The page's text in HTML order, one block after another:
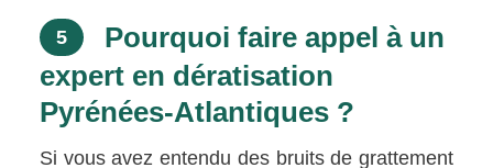
5
Pourquoi faire appel à un
expert en dératisation
Pyrénées-Atlantiques ?
Si vous avez entendu des bruits de grattement